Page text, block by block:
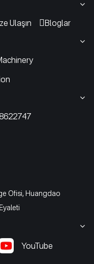
Ulaşın
Bloglar
Ofisi, Huangdao
YouTube